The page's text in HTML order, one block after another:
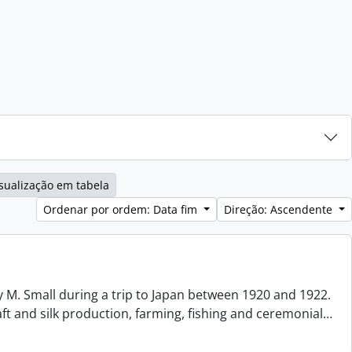
em tabela
Ordenar por ordem: Data fim
Direção: Ascendente
Small during a trip to Japan between 1920 and 1922.
and silk production, farming, fishing and ceremonial…